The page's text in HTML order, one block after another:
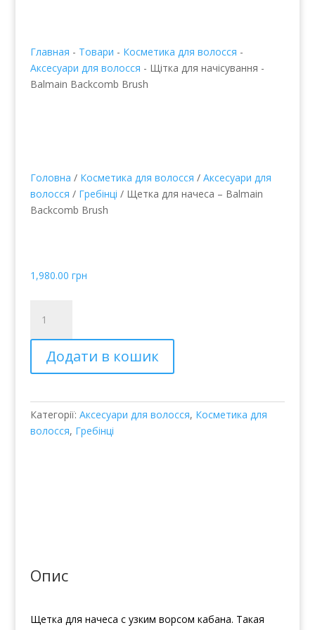
Главная - Товари - Косметика для волосся -
Аксесуари для волосся - Щітка для начісування -
Balmain Backcomb Brush
Головна / Косметика для волосся / Аксесуари для
волосся / Гребінці / Щетка для начеса – Balmain
Backcomb Brush
1,980.00 грн
для
начеса
Balmain
Brush
кількість
Додати в кошик
Категорії: Аксесуари для волосся, Косметика для
волосся, Гребінці
Опис
Щетка для начеса с узким ворсом кабана. Такая